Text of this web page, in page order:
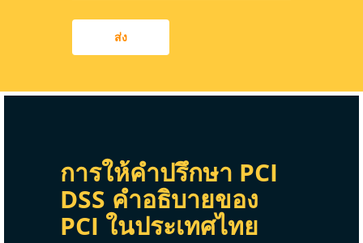
ส่ง
การให้คำปรึกษา PCI
DSS คำอธิบายของ
PCI ในประเทศไทย